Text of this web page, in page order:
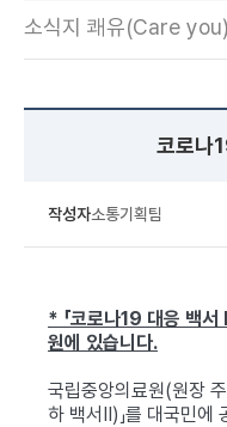
소식지 쾌유(Care you)
코로나
작성자소통기획팀
* 「코로나19 대응 백서
원에 있습니다.
국립중앙의료원(원장
하 백서Ⅱ)」를 대국민에